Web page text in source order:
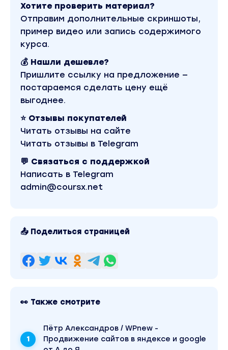
способность своими руками реализовать
проект от начала и до конца, на наш взгляд,
— бесценна
Для фрилансеров
Навык верстки на Webflow принесет тебе
больше клиентов, в том числе
международных
Для будущих профессиональных
верстальщиков на Webflow
во всем мире профессия. И в Embacy тоже.
Мы готовы не только подключать к нашим
проектам лучших, но и передавать им те
Первая часть
1.1 Основа верстки
1.2 Интро Webflow
Хотите проверить материал?
Отправим дополнительные скриншоты,
пример видео или запись содержимого
курса.
💰 Нашли дешевле?
Пришлите ссылку на предложение —
постараемся сделать цену ещё
выгоднее.
⭐ Отзывы покупателей
Читать отзывы на сайте
Читать отзывы в Telegram
💬 Связаться с поддержкой
Написать в Telegram
admin@coursx.net
📤 Поделиться страницей
👀 Также смотрите
Пётр Александров / WPnew -
Продвижение сайтов в яндексе и google